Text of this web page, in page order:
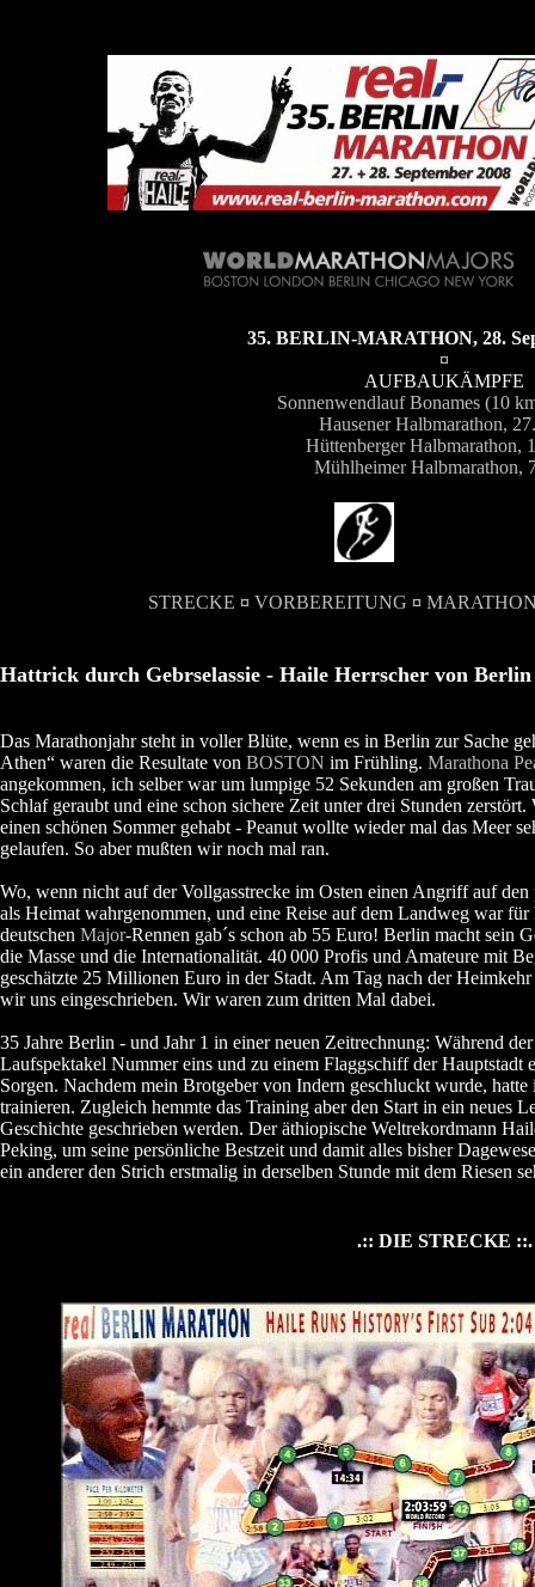
35. BERLIN-MARATHON, 28.
¤
AUFBAUKÄMPFE
Sonnenwendlauf Bonames (10
Hausener Halbmarathon,
Hüttenberger Halbmarathon,
Mühlheimer Halbmarathon,
STRECKE ¤ VORBEREITUNG ¤
Hattrick durch Gebrselassie - Haile Herrscher von Berlin
Das Marathonjahr steht in voller Blüte, wenn es in Berlin zur Sache
Athen“ waren die Resultate von BOSTON im Frühling. Marathona
angekommen, ich selber war um lumpige 52 Sekunden am großen
Schlaf geraubt und eine schon sichere Zeit unter drei Stunden
einen schönen Sommer gehabt - Peanut wollte wieder mal das Meer
gelaufen. So aber mußten wir noch mal ran.
Wo, wenn nicht auf der Vollgasstrecke im Osten einen Angriff auf
als Heimat wahrgenommen, und eine Reise auf dem Landweg war
deutschen Major-Rennen gab´s schon ab 55 Euro! Berlin macht sein
die Masse und die Internationalität. 40000 Profis und Amateure mit
geschätzte 25 Millionen Euro in der Stadt. Am Tag nach der
wir uns eingeschrieben. Wir waren zum dritten Mal dabei.
35 Jahre Berlin - und Jahr 1 in einer neuen Zeitrechnung: Während
Laufspektakel Nummer eins und zu einem Flaggschiff der Hauptstadt
Sorgen. Nachdem mein Brotgeber von Indern geschluckt wurde,
trainieren. Zugleich hemmte das Training aber den Start in ein neues
Geschichte geschrieben werden. Der äthiopische Weltrekordmann
Peking, um seine persönliche Bestzeit und damit alles bisher
ein anderer den Strich erstmalig in derselben Stunde mit dem Riesen
.:: DIE STRECKE ::.